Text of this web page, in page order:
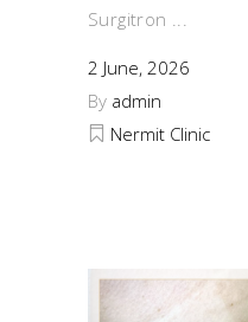
Surgitron
2 June, 2026
By admin
Nermit Clinic